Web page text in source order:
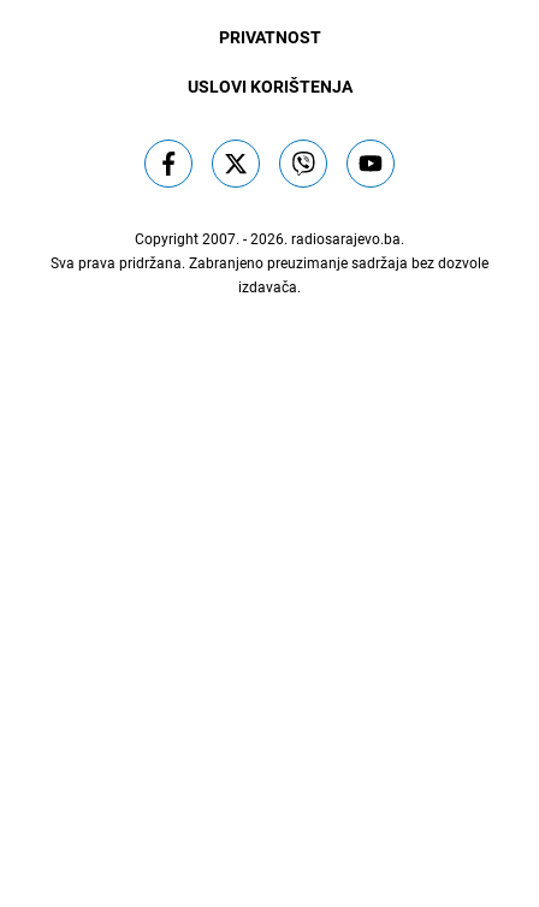
PRIVATNOST
USLOVI KORIŠTENJA
Copyright 2007. - 2026. radiosarajevo.ba.
Sva prava pridržana. Zabranjeno preuzimanje sadržaja bez dozvole
izdavača.